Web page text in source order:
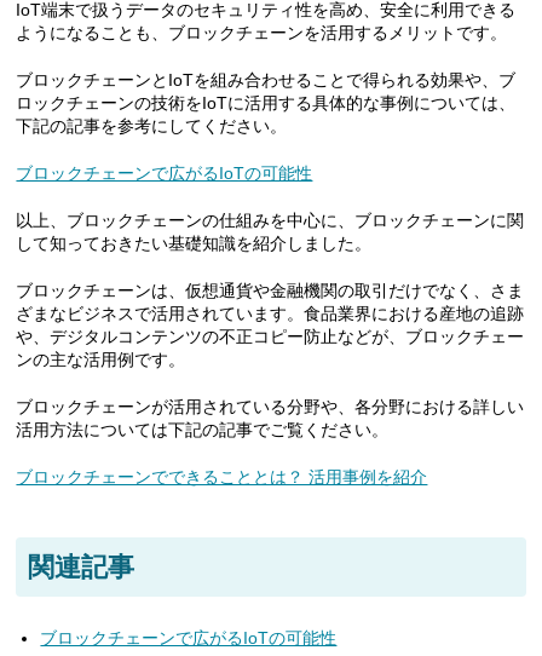
IoT端末で扱うデータのセキュリティ性を高め、安全に利用できる
ようになることも、ブロックチェーンを活用するメリットです。
ブロックチェーンとIoTを組み合わせることで得られる効果や、ブ
ロックチェーンの技術をIoTに活用する具体的な事例については、
下記の記事を参考にしてください。
ブロックチェーンで広がるIoTの可能性
以上、ブロックチェーンの仕組みを中心に、ブロックチェーンに関
して知っておきたい基礎知識を紹介しました。
ブロックチェーンは、仮想通貨や金融機関の取引だけでなく、さま
ざまなビジネスで活用されています。食品業界における産地の追跡
や、デジタルコンテンツの不正コピー防止などが、ブロックチェー
ンの主な活用例です。
ブロックチェーンが活用されている分野や、各分野における詳しい
活用方法については下記の記事でご覧ください。
ブロックチェーンでできることとは？ 活用事例を紹介
関連記事
ブロックチェーンで広がるIoTの可能性